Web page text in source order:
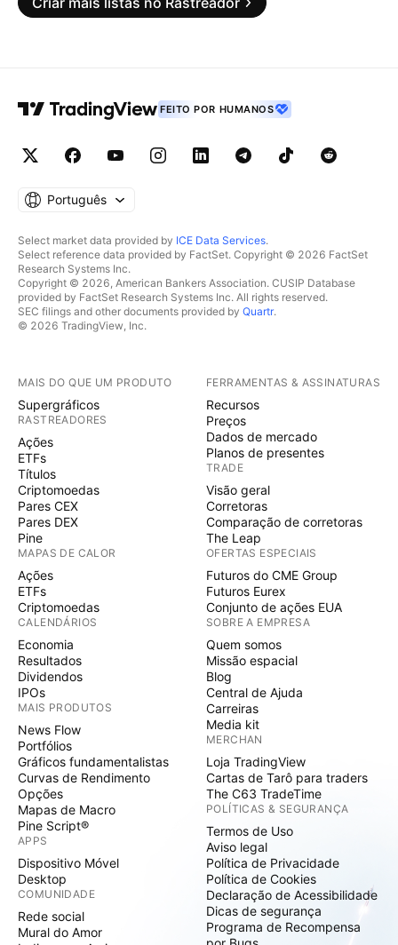
FEITO POR HUMANOS
Português
Select market data provided by ICE Data Services.
Select reference data provided by FactSet. Copyright © 2026 FactSet
Research Systems Inc.
Copyright © 2026, American Bankers Association. CUSIP Database
provided by FactSet Research Systems Inc. All rights reserved.
SEC filings and other documents provided by Quartr.
© 2026 TradingView, Inc.
MAIS DO QUE UM PRODUTO
Supergráficos
RASTREADORES
Ações
ETFs
Títulos
Criptomoedas
Pares CEX
Pares DEX
Pine
MAPAS DE CALOR
Ações
ETFs
Criptomoedas
CALENDÁRIOS
Economia
Resultados
Dividendos
IPOs
MAIS PRODUTOS
News Flow
Portfólios
Gráficos fundamentalistas
Curvas de Rendimento
Opções
Mapas de Macro
Pine Script®
APPS
Dispositivo Móvel
Desktop
COMUNIDADE
Rede social
Mural do Amor
FERRAMENTAS & ASSINATURAS
Recursos
Preços
Dados de mercado
Planos de presentes
TRADE
Visão geral
Corretoras
Comparação de corretoras
The Leap
OFERTAS ESPECIAIS
Futuros do CME Group
Futuros Eurex
Conjunto de ações EUA
SOBRE A EMPRESA
Quem somos
Missão espacial
Blog
Central de Ajuda
Carreiras
Media kit
MERCHAN
Loja TradingView
Cartas de Tarô para traders
The C63 TradeTime
POLÍTICAS & SEGURANÇA
Termos de Uso
Aviso legal
Política de Privacidade
Política de Cookies
Declaração de Acessibilidade
Dicas de segurança
Programa de Recompensa